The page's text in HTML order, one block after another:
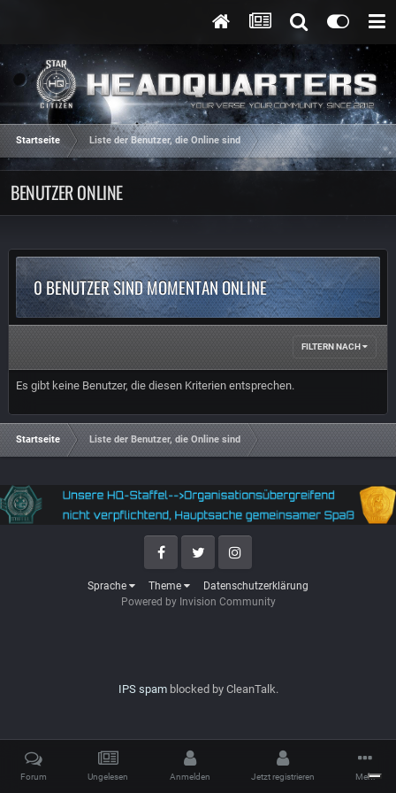
Startseite Liste der Benutzer, die Online sind
BENUTZER ONLINE
0 BENUTZER SIND MOMENTAN ONLINE
FILTERN NACH
Es gibt keine Benutzer, die diesen Kriterien entsprechen.
Startseite Liste der Benutzer, die Online sind
Sprache Theme Datenschutzerklärung
FacebookTwitter Instagram
Powered by Invision Community
Forum Ungelesen Anmelden Jetzt registrieren Mehr
IPS spamblocked by CleanTalk.